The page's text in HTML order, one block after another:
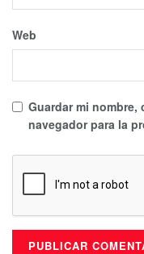
Web
Guardar mi
navegador para la